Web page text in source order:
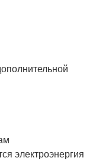
электроэнергия